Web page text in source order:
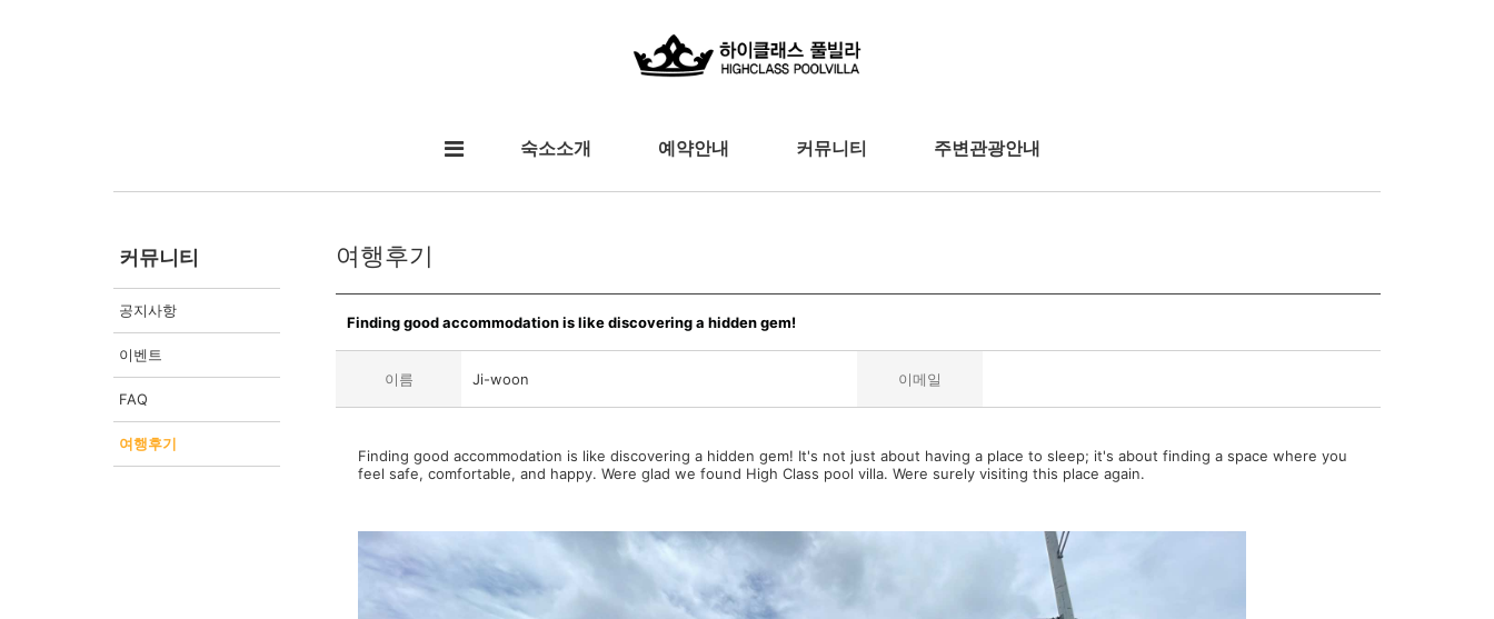
숙소소개 예약안내 커뮤니티 주변관광안내
커뮤니티
공지사항
이벤트
FAQ
여행후기
여행후기
Finding good accommodation is like discovering a hidden gem!
이름 Ji-woon 이메일
Finding good accommodation is like discovering a hidden gem! It's not just about having a place to sleep; it's about finding a space where you
feel safe, comfortable, and happy. Were glad we found High Class pool villa. Were surely visiting this place again.